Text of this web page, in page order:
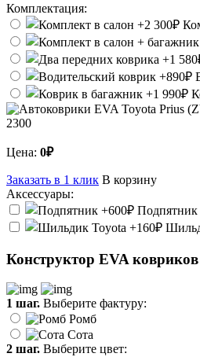
Комплектация:
2300
Цена: 0₽
Заказать в 1 клик В корзину
Аксессуары:
Подпятник
Конструктор EVA ковриков
1 шаг. Выберите фактуру:
Ромб
Сота
2 шаг. Выберите цвет: